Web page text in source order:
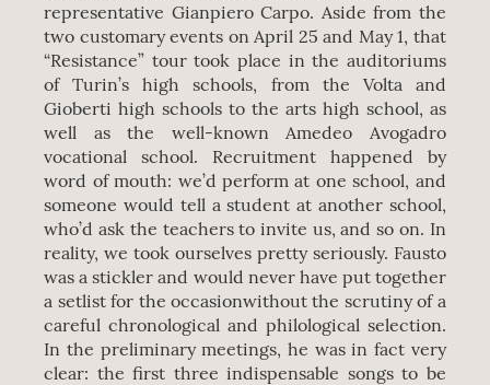
representative Gianpiero Carpo. Aside from the
two customary events on April 25 and May 1, that
“Resistance” tour took place in the auditoriums
of Turin’s high schools, from the Volta and
Gioberti high schools to the arts high school, as
well as the well-known Amedeo Avogadro
vocational school. Recruitment happened by
word of mouth: we’d perform at one school, and
someone would tell a student at another school,
who’d ask the teachers to invite us, and so on. In
reality, we took ourselves pretty seriously. Fausto
was a stickler and would never have put together
a setlist for the occasionwithout the scrutiny of a
careful chronological and philological selection.
In the preliminary meetings, he was in fact very
clear: the first three indispensable songs to be